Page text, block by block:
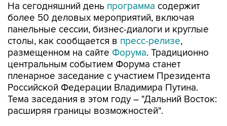
На сегодняшний день программа содержит
более 50 деловых мероприятий, включая
панельные сессии, бизнес-диалоги и круглые
столы, как сообщается в пресс-релизе,
размещенном на сайте Форума. Традиционно
центральным событием Форума станет
пленарное заседание с участием Президента
Российской Федерации Владимира Путина.
Тема заседания в этом году – "Дальний Восток:
расширяя границы возможностей".